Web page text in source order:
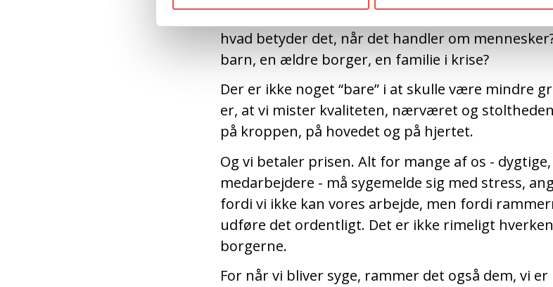
hvad betyder det, når det handler om
barn, en ældre borger, en familie i krise?
Der er ikke noget “bare” i at skulle være mindre
er, at vi mister kvaliteten, nærværet og
på kroppen, på hovedet og på hjertet.
Og vi betaler prisen. Alt for mange af os -
medarbejdere - må sygemelde sig med stress,
fordi vi ikke kan vores arbejde, men fordi
udføre det ordentligt. Det er ikke rimeligt
borgerne.
For når vi bliver syge, rammer det også dem, vi